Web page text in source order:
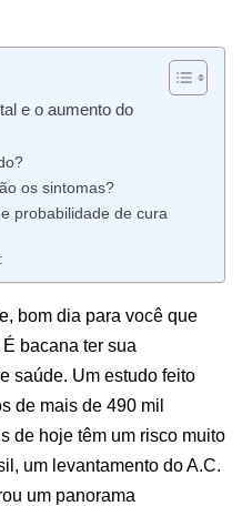
e o aumento do
os sintomas?
probabilidade de cura
bom dia para você que
bacana ter sua
saúde. Um estudo feito
de mais de 490 mil
de hoje têm um risco muito
um levantamento do A.C.
um panorama